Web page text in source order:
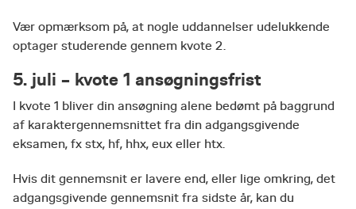
Vær opmærksom på, at nogle uddannelser udelukkende
optager studerende gennem kvote 2.
5. juli – kvote 1 ansøgningsfrist
I kvote 1 bliver din ansøgning alene bedømt på baggrund
af karaktergennemsnittet fra din adgangsgivende
eksamen, fx stx, hf, hhx, eux eller htx.
Hvis dit gennemsnit er lavere end, eller lige omkring, det
adgangsgivende gennemsnit fra sidste år, kan du